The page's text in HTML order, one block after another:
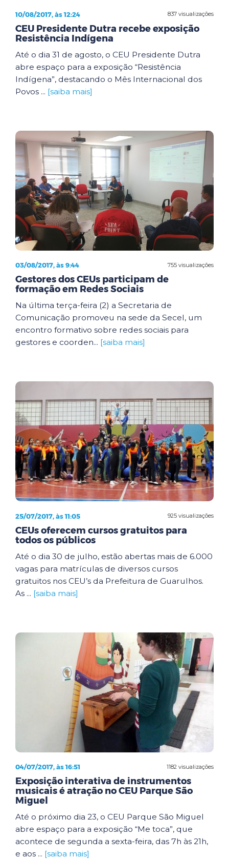
837 visualizações
10/08/2017, às 12:24
CEU Presidente Dutra recebe exposição
Resistência Indígena
Até o dia 31 de agosto, o CEU Presidente Dutra
abre espaço para a exposição “Resistência
Indígena”, destacando o Mês Internacional dos
Povos ... [saiba mais]
755 visualizações
03/08/2017, às 9:44
Gestores dos CEUs participam de
formação em Redes Sociais
Na última terça-feira (2) a Secretaria de
Comunicação promoveu na sede da Secel, um
encontro formativo sobre redes sociais para
gestores e coorden... [saiba mais]
925 visualizações
25/07/2017, às 11:05
CEUs oferecem cursos gratuitos para
todos os públicos
Até o dia 30 de julho, estão abertas mais de 6.000
vagas para matrículas de diversos cursos
gratuitos nos CEU’s da Prefeitura de Guarulhos.
As ... [saiba mais]
1182 visualizações
04/07/2017, às 16:51
Exposição interativa de instrumentos
musicais é atração no CEU Parque São
Miguel
Até o próximo dia 23, o CEU Parque São Miguel
abre espaço para a exposição “Me toca”, que
acontece de segunda a sexta-feira, das 7h às 21h,
e aos ... [saiba mais]